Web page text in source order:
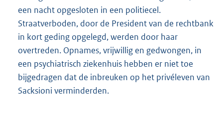
een nacht opgesloten in een politiecel.
Straatverboden, door de President van de rechtbank
in kort geding opgelegd, werden door haar
overtreden. Opnames, vrijwillig en gedwongen, in
een psychiatrisch ziekenhuis hebben er niet toe
bijgedragen dat de inbreuken op het privéleven van
Sacksioni verminderden.